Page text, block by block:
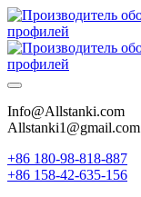
Info@Allstanki.com
Allstanki1@gmail.com
+86 180-98-818-887
+86 158-42-635-156